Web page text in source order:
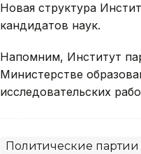
Новая структура
кандидатов наук.
Напомним, Институт
Министерстве
исследовательских
Политические партии